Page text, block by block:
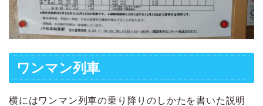
ワンマン列車
横にはワンマン列車の乗り降りのしかたを書いた説明